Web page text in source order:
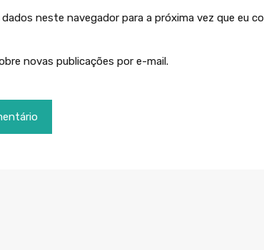
dados neste navegador para a próxima vez que eu
novas publicações por e-mail.